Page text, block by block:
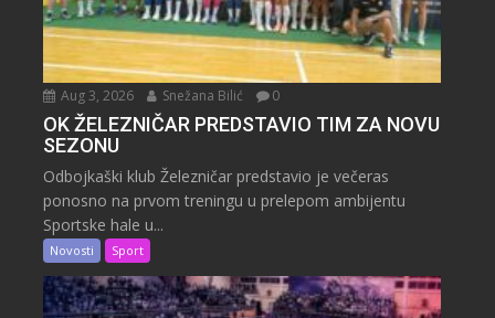
Aug 3, 2026 Snežana Bilić 0
OK ŽELEZNIČAR PREDSTAVIO TIM ZA NOVU
SEZONU
Odbojkaški klub Železničar predstavio je večeras
ponosno na prvom treningu u prelepom ambijentu
Sportske hale u...
Novosti Sport